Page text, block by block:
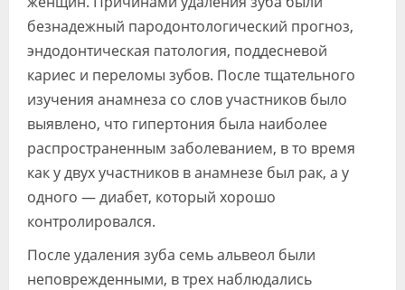
безнадежный пародонтологический прогноз,
эндодонтическая патология, поддесневой
кариес и переломы зубов. После тщательного
изучения анамнеза со слов участников было
выявлено, что гипертония была наиболее
распространенным заболеванием, в то время
как у двух участников в анамнезе был рак, а у
одного — диабет, который хорошо
контролировался.
После удаления зуба семь альвеол были
неповрежденными, в трех наблюдались